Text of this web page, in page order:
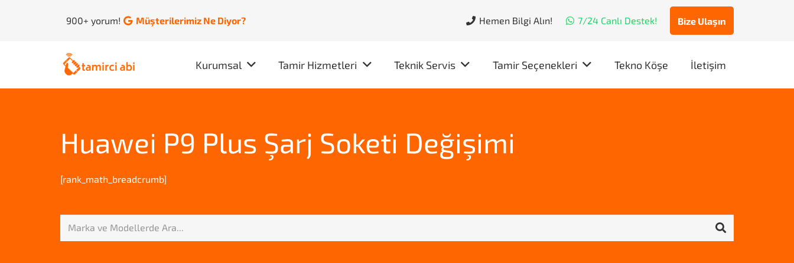
900+ yorum! Müşterilerimiz Ne Diyor? Hemen Bilgi Alın! 7/24 Canlı Destek! Bize Ulaşın
Kurumsal Tamir Hizmetleri Teknik Servis Tamir Seçenekleri Tekno Köşe İletişim
Huawei P9 Plus Şarj Soketi Değişimi
[rank_math_breadcrumb]